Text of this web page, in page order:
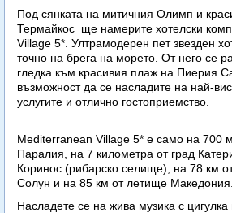
Под сянката на митичния Олимп и
Термайкос ще намерите хотелски
Village 5*. Ултрамодерeн пет звезден
точно на брега на морето. От него се
гледка към красивия плаж на
възможност да се насладите на най-
услугите и отлично гостоприемство.
Mediterranean Village 5* е само на 700
Паралия, на 7 километра от град
Коринос (рибарско селище), на 78 км
Солун и на 85 км от летище Македония.
Насладете се на жива музика с цигулка